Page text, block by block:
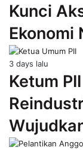
Kunci
Ekonomi
3 days lalu
Ketum